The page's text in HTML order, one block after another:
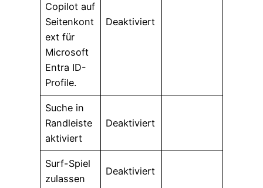
Copilot auf
Seitenkont
ext für
Microsoft
Entra ID-
Profile.
Deaktiviert
Suche in
Randleiste
aktiviert
Deaktiviert
Surf-Spiel
zulassen
Deaktiviert